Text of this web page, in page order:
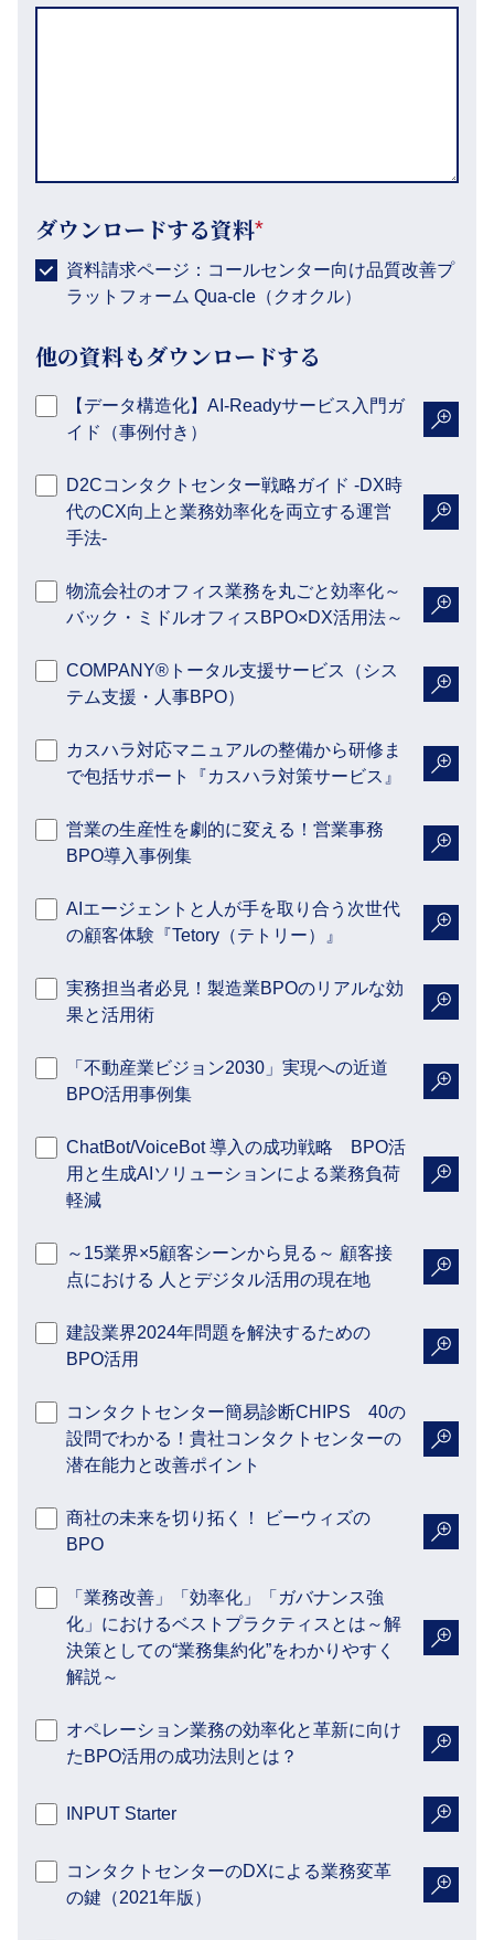
ダウンロードする資料*
資料請求ページ：コールセンター向け品質改善プ
ラットフォーム Qua-cle（クオクル）
他の資料もダウンロードする
【データ構造化】AI-Readyサービス入門ガ
イド（事例付き）
詳細
D2Cコンタクトセンター戦略ガイド -DX時
代のCX向上と業務効率化を両立する運営
手法-
詳細
物流会社のオフィス業務を丸ごと効率化～
バック・ミドルオフィスBPO×DX活用法～
詳細
COMPANY®トータル支援サービス（シス
テム支援・人事BPO）
詳細
カスハラ対応マニュアルの整備から研修ま
で包括サポート『カスハラ対策サービス』
詳細
営業の生産性を劇的に変える！営業事務
BPO導入事例集
詳細
AIエージェントと人が手を取り合う次世代
の顧客体験『Tetory（テトリー）』
詳細
実務担当者必見！製造業BPOのリアルな効
果と活用術
詳細
「不動産業ビジョン2030」実現への近道
BPO活用事例集
詳細
ChatBot/VoiceBot 導入の成功戦略 BPO活
用と生成AIソリューションによる業務負荷
軽減
詳細
～15業界×5顧客シーンから見る～ 顧客接
点における 人とデジタル活用の現在地
詳細
建設業界2024年問題を解決するための
BPO活用
詳細
コンタクトセンター簡易診断CHIPS 40の
設問でわかる！貴社コンタクトセンターの
潜在能力と改善ポイント
詳細
商社の未来を切り拓く！ ビーウィズの
BPO
詳細
「業務改善」「効率化」「ガバナンス強
化」におけるベストプラクティスとは～解
決策としての“業務集約化”をわかりやすく
解説～
詳細
オペレーション業務の効率化と革新に向け
たBPO活用の成功法則とは？
詳細
INPUT Starter
詳細
コンタクトセンターのDXによる業務変革
の鍵（2021年版）
詳細